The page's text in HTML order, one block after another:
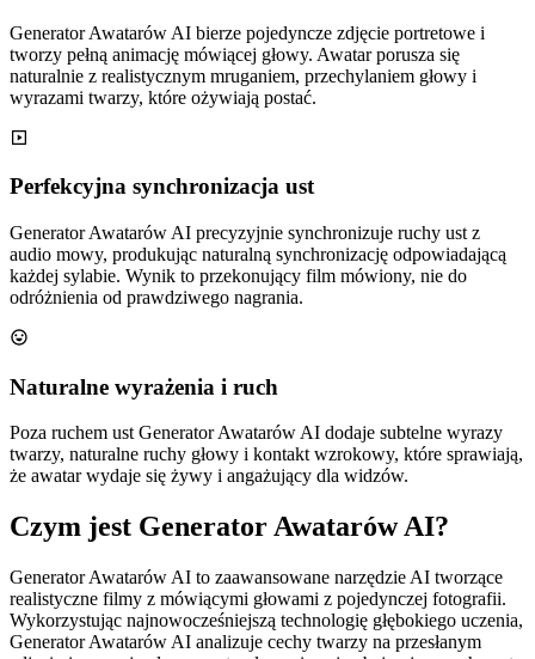
Generator Awatarów AI bierze pojedyncze zdjęcie portretowe i
tworzy pełną animację mówiącej głowy. Awatar porusza się
naturalnie z realistycznym mruganiem, przechylaniem głowy i
wyrazami twarzy, które ożywiają postać.
Perfekcyjna synchronizacja ust
Generator Awatarów AI precyzyjnie synchronizuje ruchy ust z
audio mowy, produkując naturalną synchronizację odpowiadającą
każdej sylabie. Wynik to przekonujący film mówiony, nie do
odróżnienia od prawdziwego nagrania.
Naturalne wyrażenia i ruch
Poza ruchem ust Generator Awatarów AI dodaje subtelne wyrazy
twarzy, naturalne ruchy głowy i kontakt wzrokowy, które sprawiają,
że awatar wydaje się żywy i angażujący dla widzów.
Czym jest Generator Awatarów AI?
Generator Awatarów AI to zaawansowane narzędzie AI tworzące
realistyczne filmy z mówiącymi głowami z pojedynczej fotografii.
Wykorzystując najnowocześniejszą technologię głębokiego uczenia,
Generator Awatarów AI analizuje cechy twarzy na przesłanym